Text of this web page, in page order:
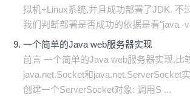
拟机+Linux系统,并且成功部署了JDK. 不
我们判断部署是否成功的依据是看"java -
一个简单的Java web服务器实现
前言 一个简单的Java web服务器实现,比
java.net.Socket和java.net.ServerSocket
创建一个ServerSocket对象: 调用S ...